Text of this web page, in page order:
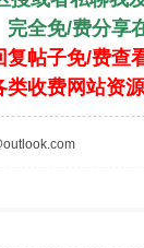
完全免/费分享
复帖子免/费查
类收费网站资